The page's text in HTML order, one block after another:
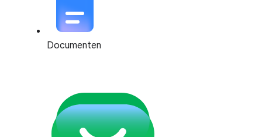
Documenten